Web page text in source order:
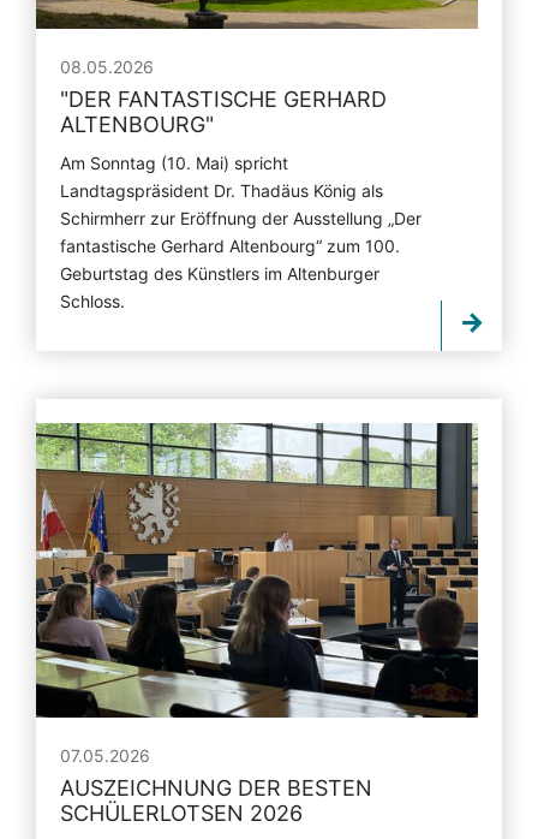
08.05.2026
"DER FANTASTISCHE GERHARD
ALTENBOURG"
Am Sonntag (10. Mai) spricht
Landtagspräsident Dr. Thadäus König als
Schirmherr zur Eröffnung der Ausstellung „Der
fantastische Gerhard Altenbourg“ zum 100.
Geburtstag des Künstlers im Altenburger
Schloss.
07.05.2026
AUSZEICHNUNG DER BESTEN
SCHÜLERLOTSEN 2026